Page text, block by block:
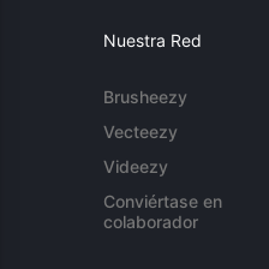
Nuestra Red
Brusheezy
Vecteezy
Videezy
Conviértase en
colaborador